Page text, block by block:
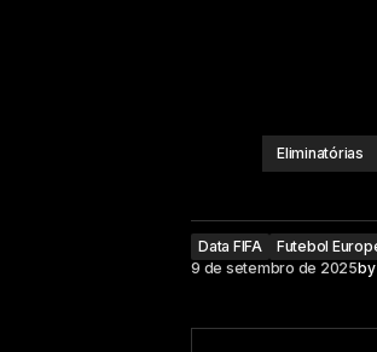
Eliminatórias
Data FIFA Futebol
9 de setembro de 2025by